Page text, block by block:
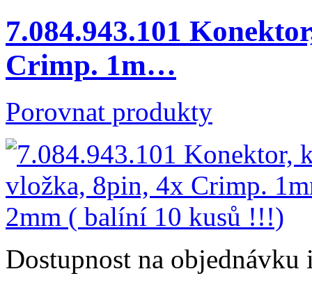
7.084.943.101
Crimp. 1m…
Porovnat produkty
Dostupnost na objednávku